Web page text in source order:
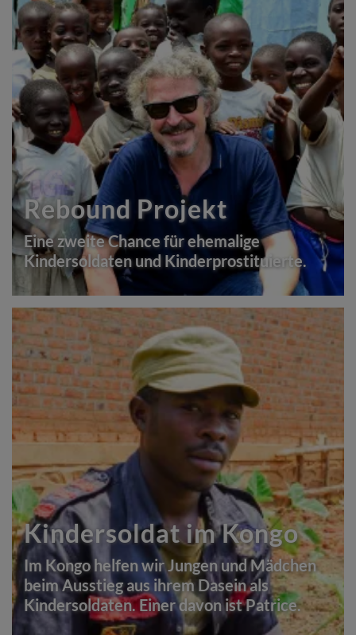
Rebound Projekt
Eine zweite Chance für ehemalige
Kindersoldaten und Kinderprostituierte.
Kindersoldat im Kongo
Im Kongo helfen wir Jungen und Mädchen
beim Ausstieg aus ihrem Dasein als
Kindersoldaten. Einer davon ist Patrice.